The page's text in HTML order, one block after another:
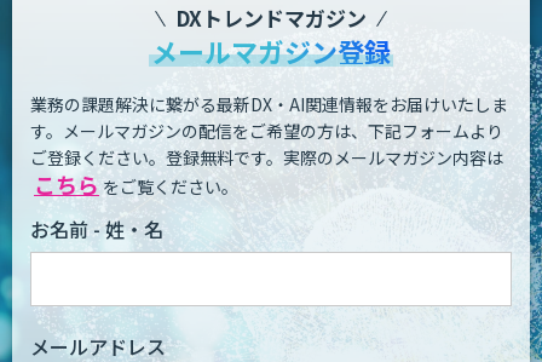
DXトレンドマガジン
メールマガジン登録
業務の課題解決に繋がる最新DX・AI関連情報をお届けいたしま
す。 メールマガジンの配信をご希望の方は、下記フォームより
ご登録ください。登録無料です。 実際のメールマガジン内容は
こちら をご覧ください。
お名前 - 姓・名
メールアドレス